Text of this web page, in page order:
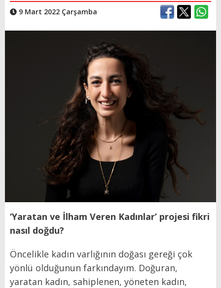
9 Mart 2022 Çarşamba
‘Yaratan ve İlham Veren Kadınlar’ projesi fikri
nasıl doğdu?
Öncelikle kadın varlığının doğası gereği çok
yönlü olduğunun farkındayım. Doğuran,
yaratan kadın, sahiplenen, yöneten kadın,